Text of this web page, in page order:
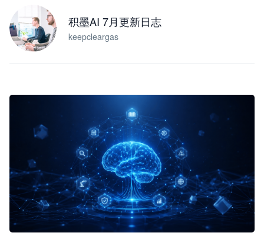
积墨AI 7月更新日志
keepcleargas